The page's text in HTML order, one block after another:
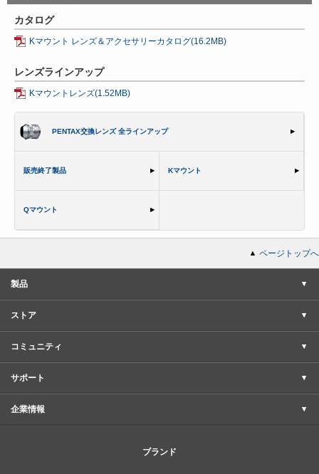
カタログ
Kマウント レンズ＆アクセサリーカタログ(16.2MB)
レンズラインアップ
Kマウントレンズ(1.52MB)
PENTAX交換レンズ 全ラインアップ
販売終了製品 Kマウント
Qマウント
ページトップへ
製品
ストア
コミュニティ
サポート
企業情報
ブランド